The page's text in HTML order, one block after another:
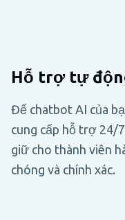
Hỗ trợ tự
Để chatbot AI của
cung cấp hỗ trợ 24/
giữ cho thành viên
chóng và chính xác.